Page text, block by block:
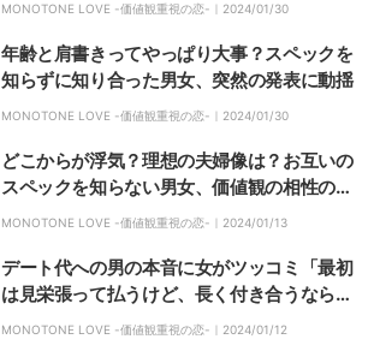
MONOTONE LOVE -価値観重視の恋-｜ 2024/01/30
年齢と肩書きってやっぱり大事？スペックを
知らずに知り合った男女、突然の発表に動揺
MONOTONE LOVE -価値観重視の恋-｜ 2024/01/30
どこからが浮気？理想の夫婦像は？お互いの
スペックを知らない男女、価値観の相性の良
さに驚き「運命だ」
MONOTONE LOVE -価値観重視の恋-｜ 2024/01/13
デート代への男の本音に女がツッコミ「最初
は見栄張って払うけど、長く付き合うなら出
してくれると…」
MONOTONE LOVE -価値観重視の恋-｜ 2024/01/12